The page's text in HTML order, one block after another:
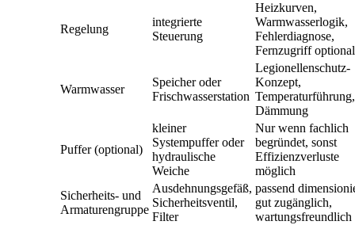
Regelung
integrierte
Steuerung
Heizkurven,
Warmwasserlogik,
Fehlerdiagnose,
Fernzugriff optional
Warmwasser
Speicher oder
Frischwasserstation
Legionellenschutz-
Konzept,
Temperaturführung,
Dämmung
Puffer (optional)
kleiner
Systempuffer oder
hydraulische
Weiche
Nur wenn fachlich
begründet, sonst
Effizienzverluste
möglich
Sicherheits- und
Armaturengruppe
Ausdehnungsgefäß,
Sicherheitsventil,
Filter
passend
gut zugänglich,
wartungsfreundlich